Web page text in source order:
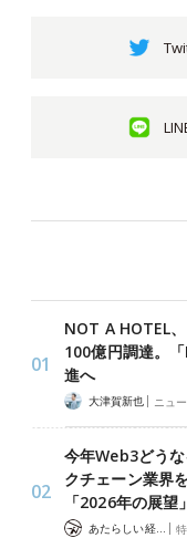
NOT A HOTEL
100億円調達。
進へ
大津賀新也 | ニュ
今年Web3どう
クチェーン業界
「2026年の展望」
あたらしい経済 編集部 |